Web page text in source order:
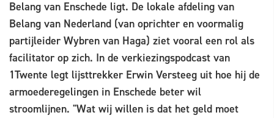
Belang van Enschede ligt. De lokale afdeling van
Belang van Nederland (van oprichter en voormalig
partijleider Wybren van Haga) ziet vooral een rol als
facilitator op zich. In de verkiezingspodcast van
1Twente legt lijsttrekker Erwin Versteeg uit hoe hij de
armoederegelingen in Enschede beter wil
stroomlijnen. "Wat wij willen is dat het geld moet